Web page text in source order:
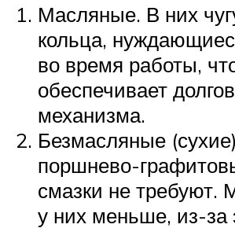
Масляные. В них
кольца,
во время работы,
обеспечивает
механизма.
Безмасляные
поршнево-
смазки не требуют.
у них меньше, из-за